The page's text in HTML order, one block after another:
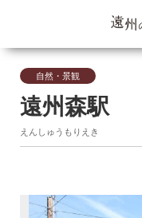
自然・景観
遠州森駅
えんしゅうもりえき